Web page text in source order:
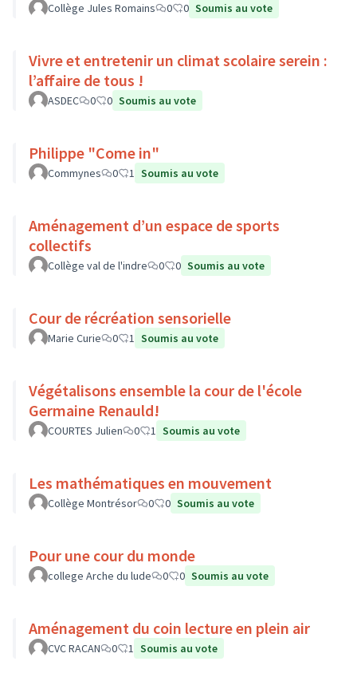
Collège Jules Romains 0 0 Soumis au vote
Vivre et entretenir un climat scolaire serein :
l’affaire de tous !
ASDEC 0 0 Soumis au vote
Philippe "Come in"
Commynes 0 1 Soumis au vote
Aménagement d’un espace de sports
collectifs
Collège val de l'indre 0 0 Soumis au vote
Cour de récréation sensorielle
Marie Curie 0 1 Soumis au vote
Végétalisons ensemble la cour de l'école
Germaine Renauld!
COURTES Julien 0 1 Soumis au vote
Les mathématiques en mouvement
Collège Montrésor 0 0 Soumis au vote
Pour une cour du monde
college Arche du lude 0 0 Soumis au vote
Aménagement du coin lecture en plein air
CVC RACAN 0 1 Soumis au vote